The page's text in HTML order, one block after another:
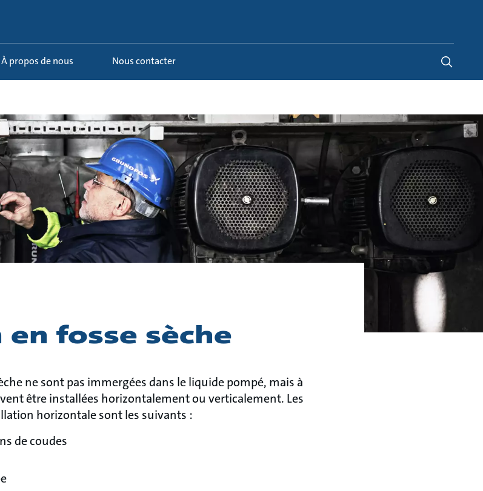
À propos de nous Nous contacter
fosse sèche
ne sont pas immergées dans le liquide pompé, mais à
être installées horizontalement ou verticalement. Les
horizontale sont les suivants :
de coudes